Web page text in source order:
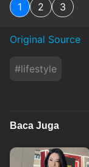
1 2 3
Original Source
#lifestyle
Baca Juga